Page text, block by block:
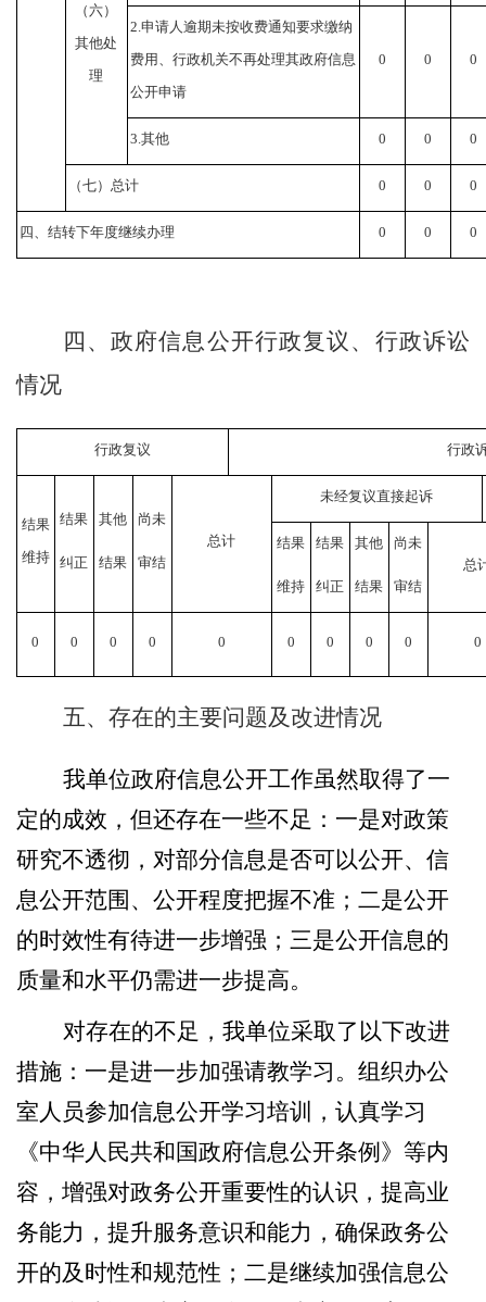
（六）
其他处
理
2. 申请人逾期未按收费通知要求缴纳
费用、行政机关不再处理其政府信息
公开申请
0 0 0
3. 其他 0 0 0
（七）总计 0 0 0
四、结转下年度继续办理 0 0 0
四、政府信息公开行政复议、行政诉讼
情况
行政复议 行政
结果
维持
结果
纠正
其他
结果
尚未
审结
总计
未经复议直接起诉
结果
维持
结果
纠正
其他
结果
尚未
审结
总
0 0 0 0 0 0 0 0 0 0
五、存在的主要问题及改进情况
我单位政府信息公开工作虽然取得了一
定的成效，但还存在一些不足：一是对政策
研究不透彻，对部分信息是否可以公开、信
息公开范围、公开程度把握不准；二是公开
的时效性有待进一步增强；三是公开信息的
质量和水平仍需进一步提高。
对存在的不足，我单位采取了以下改进
措施：一是进一步加强请教学习。组织办公
室人员参加信息公开学习培训，认真学习
《中华人民共和国政府信息公开条例》等内
容，增强对政务公开重要性的认识，提高业
务能力，提升服务意识和能力，确保政务公
开的及时性和规范性 ； 二是继续加强信息公